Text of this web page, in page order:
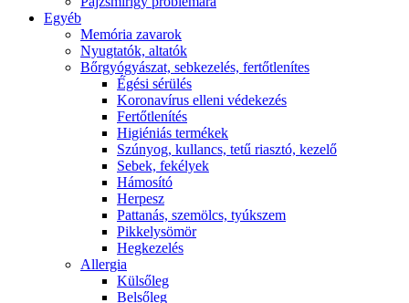
Egyéb
Memória zavarok
Nyugtatók, altatók
Bőrgyógyászat, sebkezelés, fertőtlenítes
É́gési sérülés
Koronavírus elleni védekezés
Fertőtlenítés
Higiéniás termékek
Szúnyog, kullancs, tetű riasztó, kezelő
Sebek, fekélyek
Hámosító
Herpesz
Pattanás, szemölcs, tyúkszem
Pikkelysömör
Hegkezelés
Allergia
Külsőleg
Belsőleg